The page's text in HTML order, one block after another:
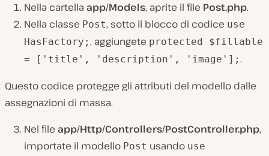
Nella cartella app/Models, aprite il file Post.php.
Nella classe Post, sotto il blocco di codice use
HasFactory; , aggiungete protected $fillable
= ['title', 'description', 'image']; .
Questo codice protegge gli attributi del modello dalle
assegnazioni di massa.
Nel file app/Http/Controllers/PostController.php,
importate il modello Post usando use